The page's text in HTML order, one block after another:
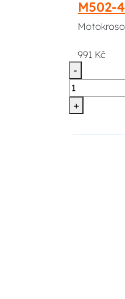
M502-
991 Kč
-
+